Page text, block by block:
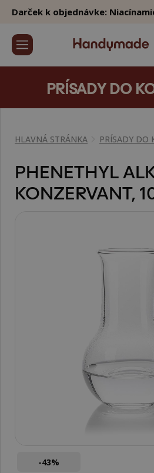
Darček k objednávke:
PRÍSADY DO
HLAVNÁ STRÁNKA PRÍSADY DO
PHENETHYL
KONZERVANT,
-43%